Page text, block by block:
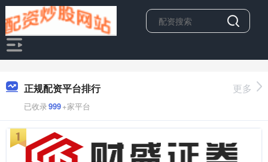
正规配资平台排行
已收录999+家平台
更多